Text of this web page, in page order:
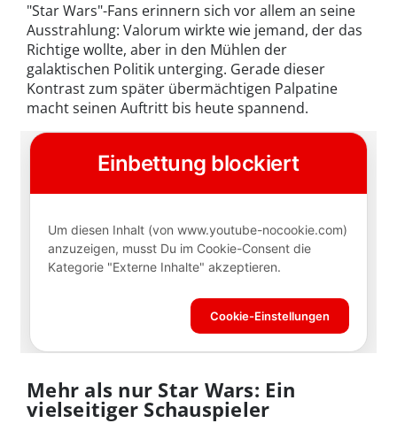
"Star Wars"-Fans erinnern sich vor allem an seine
Ausstrahlung: Valorum wirkte wie jemand, der das
Richtige wollte, aber in den Mühlen der
galaktischen Politik unterging. Gerade dieser
Kontrast zum später übermächtigen Palpatine
macht seinen Auftritt bis heute spannend.
Mehr als nur Star Wars: Ein
vielseitiger Schauspieler